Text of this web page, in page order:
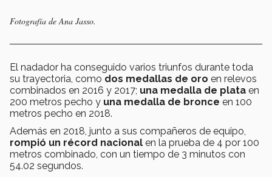
Fotografía de Ana Jasso.
El nadador ha conseguido varios triunfos durante toda
su trayectoria, como dos medallas de oro en relevos
combinados en 2016 y 2017; una medalla de plata en
200 metros pecho y una medalla de bronce en 100
metros pecho en 2018.
Además en 2018, junto a sus compañeros de equipo,
rompió un récord nacional en la prueba de 4 por 100
metros combinado, con un tiempo de 3 minutos con
54.02 segundos.